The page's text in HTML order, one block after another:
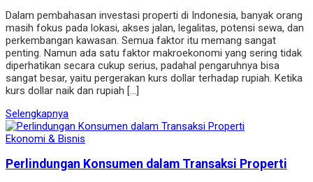
Dalam pembahasan investasi properti di Indonesia, banyak orang
masih fokus pada lokasi, akses jalan, legalitas, potensi sewa, dan
perkembangan kawasan. Semua faktor itu memang sangat
penting. Namun ada satu faktor makroekonomi yang sering tidak
diperhatikan secara cukup serius, padahal pengaruhnya bisa
sangat besar, yaitu pergerakan kurs dollar terhadap rupiah. Ketika
kurs dollar naik dan rupiah […]
Selengkapnya
Ekonomi & Bisnis
Perlindungan Konsumen dalam Transaksi Properti